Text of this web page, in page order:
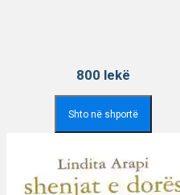
800 lekë
Shto në shportë